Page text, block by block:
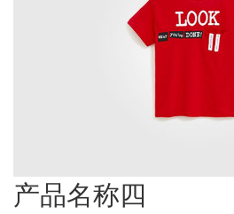
产品名称四